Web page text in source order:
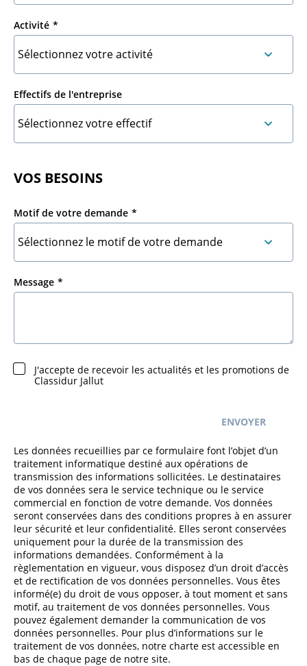
Activité
Effectifs de l'entreprise
VOS BESOINS
Motif de votre demande
Message
J'accepte de recevoir les actualités et les promotions de
Classidur Jallut
ENVOYER
Les données recueillies par ce formulaire font l’objet d’un
traitement informatique destiné aux opérations de
transmission des informations sollicitées. Le destinataires
de vos données sera le service technique ou le service
commercial en fonction de votre demande. Vos données
seront conservées dans des conditions propres à en assurer
leur sécurité et leur confidentialité. Elles seront conservées
uniquement pour la durée de la transmission des
informations demandées. Conformément à la
règlementation en vigueur, vous disposez d’un droit d’accès
et de rectification de vos données personnelles. Vous êtes
informé(e) du droit de vous opposer, à tout moment et sans
motif, au traitement de vos données personnelles. Vous
pouvez également demander la communication de vos
données personnelles. Pour plus d’informations sur le
traitement de vos données, notre charte est accessible en
bas de chaque page de notre site.